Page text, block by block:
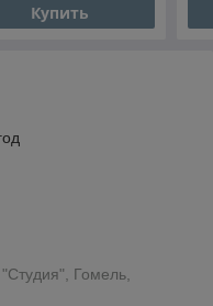
Купить
Гомель,